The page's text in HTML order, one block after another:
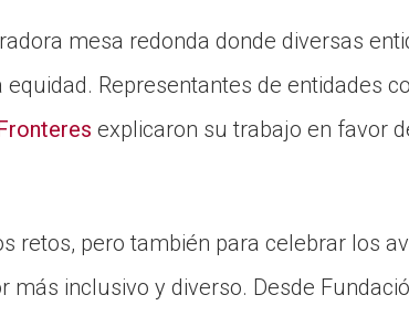
mesa redonda donde diversas
Representantes de entidades
explicaron su trabajo en favor
retos, pero también para celebrar los
más inclusivo y diverso. Desde